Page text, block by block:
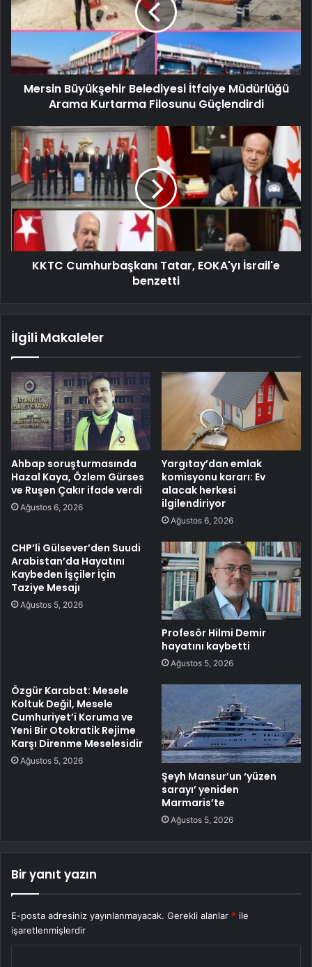
Mersin Büyükşehir Belediyesi İtfaiye Müdürlüğü
Arama Kurtarma Filosunu Güçlendirdi
KKTC Cumhurbaşkanı Tatar, EOKA'yı İsrail'e
benzetti
İlgili Makaleler
Ahbap soruşturmasında
Hazal Kaya, Özlem Gürses
ve Ruşen Çakır ifade verdi
Ağustos 6, 2026
Yargıtay’dan emlak
komisyonu kararı: Ev
alacak herkesi
ilgilendiriyor
Ağustos 6, 2026
CHP’li Gülsever’den Suudi
Arabistan’da Hayatını
Kaybeden İşçiler İçin
Taziye Mesajı
Ağustos 5, 2026
Profesör Hilmi Demir
hayatını kaybetti
Ağustos 5, 2026
Özgür Karabat: Mesele
Koltuk Değil, Mesele
Cumhuriyet’i Koruma ve
Yeni Bir Otokratik Rejime
Karşı Direnme Meselesidir
Ağustos 5, 2026
Şeyh Mansur’un ‘yüzen
sarayı’ yeniden
Marmaris’te
Ağustos 5, 2026
Bir yanıt yazın
E-posta adresiniz yayınlanmayacak. Gerekli alanlar * ile
işaretlenmişlerdir